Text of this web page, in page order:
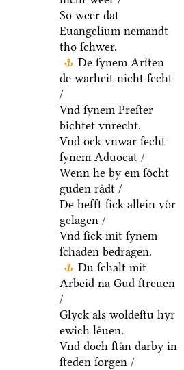
So weer dat
Euangelium nemandt
tho ſchwer.
De ſynem Arſten
de warheit nicht ſecht
/
Vnd ſynem Preſter
bichtet vnrecht.
Vnd ock vnwar ſecht
ſynem Aduocat /
Wenn he by em ſoͤcht
guden raͤdt /
De hefft ſick allein voͤr
gelagen /
Vnd ſick mit ſynem
ſchaden bedragen.
Du ſchalt mit
Arbeid na Gud ſtreuen
/
Glyck als woldeſtu hyr
ewich leͤuen.
Vnd doch ſtaͤn darby in
ſteden ſorgen /